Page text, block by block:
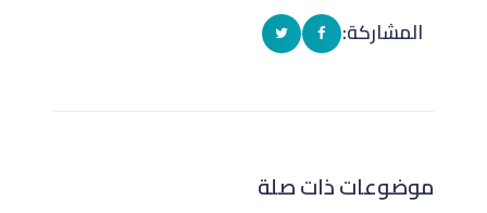
المشاركة:
موضوعات ذات صلة